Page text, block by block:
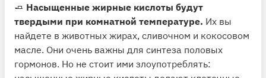
🧈 Насыщенные жирные кислоты будут
твердыми при комнатной температуре. Их вы
найдете в животных жирах, сливочном и кокосовом
масле. Они очень важны для синтеза половых
гормонов. Но не стоит ими злоупотреблять: